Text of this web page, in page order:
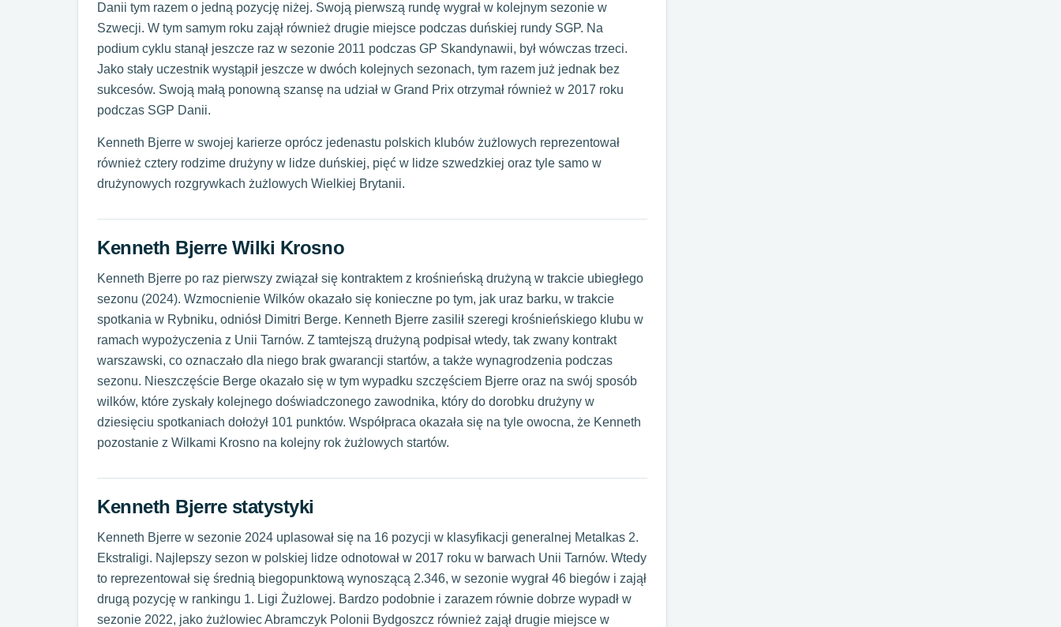
Danii tym razem o jedną pozycję niżej. Swoją pierwszą rundę wygrał w kolejnym sezonie w
Szwecji. W tym samym roku zajął również drugie miejsce podczas duńskiej rundy SGP. Na
podium cyklu stanął jeszcze raz w sezonie 2011 podczas GP Skandynawii, był wówczas trzeci.
Jako stały uczestnik wystąpił jeszcze w dwóch kolejnych sezonach, tym razem już jednak bez
sukcesów. Swoją małą ponowną szansę na udział w Grand Prix otrzymał również w 2017 roku
podczas SGP Danii.
Kenneth Bjerre w swojej karierze oprócz jedenastu polskich klubów żużlowych reprezentował
również cztery rodzime drużyny w lidze duńskiej, pięć w lidze szwedzkiej oraz tyle samo w
drużynowych rozgrywkach żużlowych Wielkiej Brytanii.
Kenneth Bjerre Wilki Krosno
Kenneth Bjerre po raz pierwszy związał się kontraktem z krośnieńską drużyną w trakcie ubiegłego
sezonu (2024). Wzmocnienie Wilków okazało się konieczne po tym, jak uraz barku, w trakcie
spotkania w Rybniku, odniósł Dimitri Berge. Kenneth Bjerre zasilił szeregi krośnieńskiego klubu w
ramach wypożyczenia z Unii Tarnów. Z tamtejszą drużyną podpisał wtedy, tak zwany kontrakt
warszawski, co oznaczało dla niego brak gwarancji startów, a także wynagrodzenia podczas
sezonu. Nieszczęście Berge okazało się w tym wypadku szczęściem Bjerre oraz na swój sposób
wilków, które zyskały kolejnego doświadczonego zawodnika, który do dorobku drużyny w
dziesięciu spotkaniach dołożył 101 punktów. Współpraca okazała się na tyle owocna, że Kenneth
pozostanie z Wilkami Krosno na kolejny rok żużlowych startów.
Kenneth Bjerre statystyki
Kenneth Bjerre w sezonie 2024 uplasował się na 16 pozycji w klasyfikacji generalnej Metalkas 2.
Ekstraligi. Najlepszy sezon w polskiej lidze odnotował w 2017 roku w barwach Unii Tarnów. Wtedy
to reprezentował się średnią biegopunktową wynoszącą 2.346, w sezonie wygrał 46 biegów i zajął
drugą pozycję w rankingu 1. Ligi Żużlowej. Bardzo podobnie i zarazem równie dobrze wypadł w
sezonie 2022, jako żużlowiec Abramczyk Polonii Bydgoszcz również zajął drugie miejsce w